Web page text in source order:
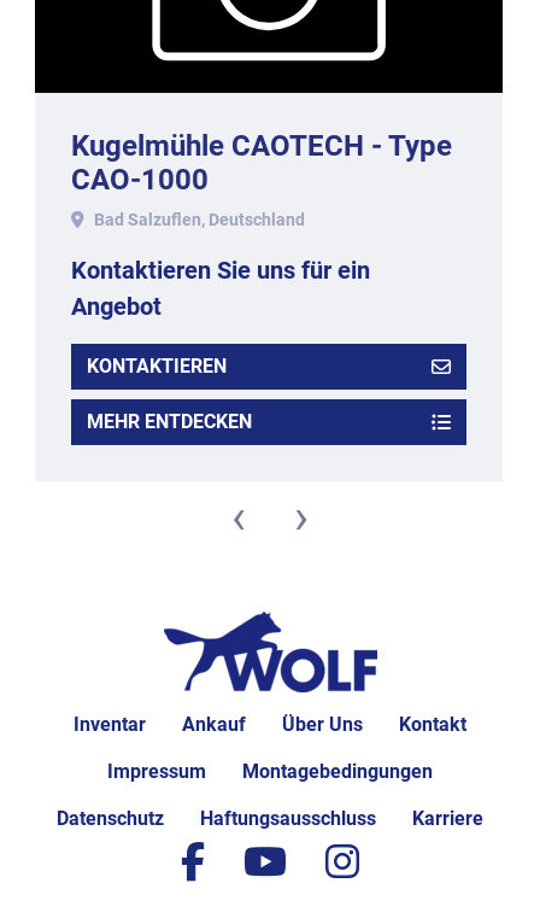
Kugelmühle CAOTECH - Type
CAO-1000
Bad Salzuflen, Deutschland
Kontaktieren Sie uns für ein
Angebot
KONTAKTIEREN
MEHR ENTDECKEN
‹ ›
Inventar Ankauf Über Uns Kontakt
Impressum Montagebedingungen
Datenschutz Haftungsausschluss Karriere
facebook
youtubeinstagram